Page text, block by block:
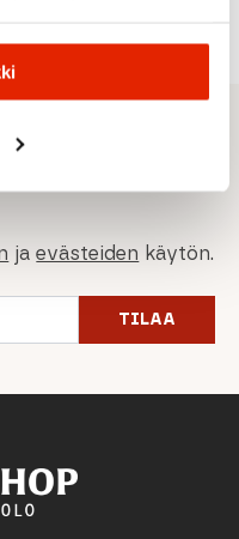
jaevästeiden käytön.
TILAA